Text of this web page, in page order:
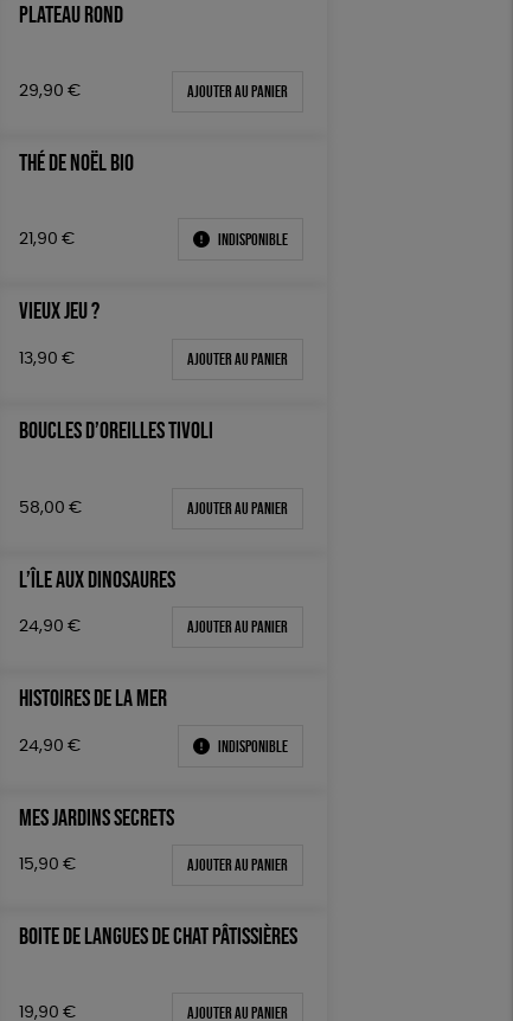
PLATEAU ROND
29,90 € Ajouter au panier
THÉ DE NOËL BIO
21,90 € Indisponible
VIEUX JEU ?
13,90 € Ajouter au panier
BOUCLES D’OREILLES TIVOLI
58,00 € Ajouter au panier
L’ÎLE AUX DINOSAURES
24,90 € Ajouter au panier
HISTOIRES DE LA MER
24,90 € Indisponible
MES JARDINS SECRETS
15,90 € Ajouter au panier
BOITE DE LANGUES DE CHAT PÂTISSIÈRES
19,90 € Ajouter au panier